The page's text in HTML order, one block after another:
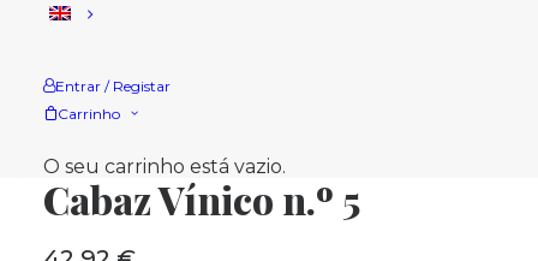
Entrar / Registar
Carrinho
O seu carrinho está vazio.
Cabaz Vínico n.º 5